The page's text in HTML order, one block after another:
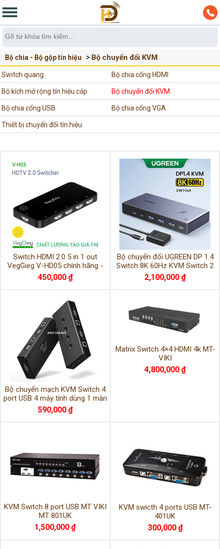
Bộ chia - Bộ gộp tín hiệu Bộ chuyển đổi KVM
Switch quang Bộ chia cổng HDMI
Bộ kích mở rộng tín hiệu cáp
HDMI,VGA
Bộ chuyển đổi KVM
Bộ chia cổng USB Bộ chia cổng VGA
Thiết bị chuyển đổi tín hiệu
Switch HDMI 2.0 5 in 1 out
VegGieg V-HD05 chính hãng -
Giải pháp kết nối 5 thiết bị ra 1
màn hình hi
450,000 ₫
Bộ chuyển đổi UGREEN DP 1.4
Switch 8K 60Hz KVM Switch 2
PC Chia sẻ 1 màn hình CM695-
25962
2,100,000 ₫
Bộ chuyển mạch KVM Switch 4
port USB 4 máy tính dùng 1 màn
hình Ugreen 50280
590,000 ₫
Matrix Switch 4×4 HDMI 4k MT-
VIKI
4,800,000 ₫
KVM Switch 8 port USB MT VIKI
MT 801UK
1,500,000 ₫
KVM swicth 4 ports USB MT-
401UK
300,000 ₫